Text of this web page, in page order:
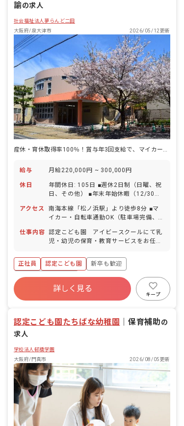
諭の求人
社会福祉法人夢らんど二田
大阪府/泉大津市
2026/05/12更新
産休・育休取得率100％！賞与年3回支給で、マイカー通勤可能！
給与 月給220,000円 ~ 300,000円
休日
年間休日: 105日 ■週休2日制（日曜、祝
日、その他） ■年末年始休暇（12/30～
与／1時間・半日単位での取得可／5日以
上の連休相談OK） ■産前産後・育児休暇
（取得率100％・復帰率100％） ※お子
様の体調不良や行事による遅刻・早退・
アクセス
南海本線「松ノ浜駅」より徒歩8分 ■マ
イカー・自転車通勤OK（駐車場完備、
仕事内容 認定こども園 アイビースクールにて乳
児・幼児の保育・教育サービスをお任せ
児の保育業務 ・連絡帳記入 ・週案、月
案の作成 ・保護者対応 ＜施設について
＞ ・「愛・健康・尊重」を法人理念に掲
げ、子どもたちが健やかに育つお手伝い
をします。 ・園庭にはぶどうやみかんの
ず、自由な発想で園庭遊びを楽しんでも
見守ることができる、やりがいのあるお
仕事です。 ・不安なこともありました
が、子どもの笑顔に支えられ保育を楽し
むことができています。 ・感謝をされた
時や大きな行事を成功できた時、達成感
や満足感を味わえます。
正社員 認定こども園
新卒も歓迎
ボーナス・賞与あり
寮・住宅・家賃補助あり
社会保険完備
残業少なめ
詳しく見る
キープ
認定こども園たちばな幼稚園 保育補助の
求人
学校法人邨橋学園
大阪府/門真市
2026/08/05更新